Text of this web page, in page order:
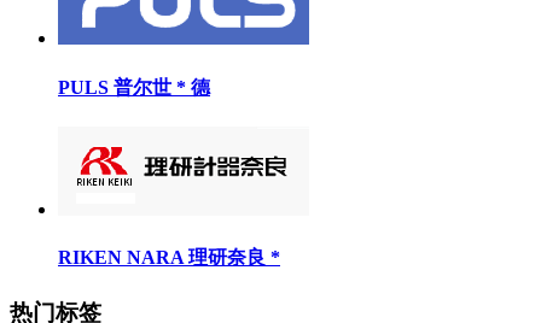
PULS 普尔世 * 德
RIKEN NARA 理研奈良 *
热门标签